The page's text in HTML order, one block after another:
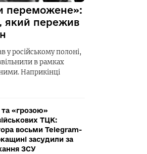
переможене»:
який пережив
у російському полоні,
в рамках
Наприкінці
«грозою»
ТЦК:
восьми Telegram-
засудили за
ЗСУ